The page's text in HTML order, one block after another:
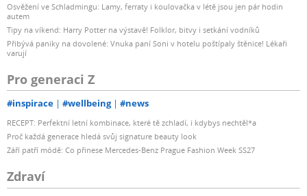
Osvěžení ve Schladmingu: Lamy, ferraty i koulovačka v létě jsou jen pár hodin
autem
Tipy na víkend: Harry Potter na výstavě! Folklor, bitvy i setkání vodníků
Přibývá paniky na dovolené: Vnuka paní Soni v hotelu poštípaly štěnice! Lékaři
varují
Pro generaci Z
#inspirace #wellbeing #news
RECEPT: Perfektní letní kombinace, které tě zchladí, i kdybys nechtěl*a
Proč každá generace hledá svůj signature beauty look
Září patří módě: Co přinese Mercedes-Benz Prague Fashion Week SS27
Zdraví